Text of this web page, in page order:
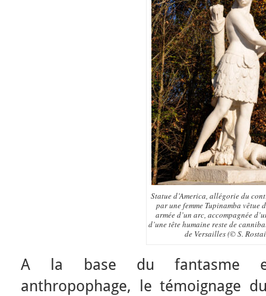
Statue d’America, allégorie du
par une femme Tupinamba vêtue
armée d’un arc, accompagnée
d’une tête humaine reste de
de Versailles (© S.
A la base du fantasme
anthropophage, le témoignage